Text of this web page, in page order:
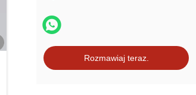
Rozmawiaj teraz.